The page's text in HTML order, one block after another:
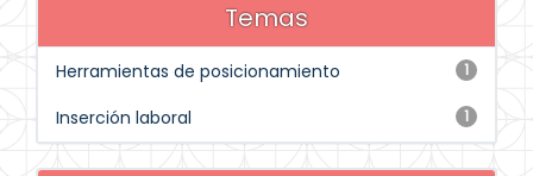
Temas
1
Herramientas de posicionamiento
1
Inserción laboral